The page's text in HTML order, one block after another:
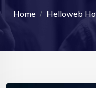
Home Helloweb